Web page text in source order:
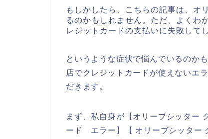
もしかしたら、こちらの記事は、オ
るのかもしれません。ただ、よくわ
レジットカードの支払いに失敗して
というような症状で悩んでいるのか
店でクレジットカードが使えないエ
だきます。
まず、私自身が【オリーブシッター
ード エラー】【 オリーブシッター